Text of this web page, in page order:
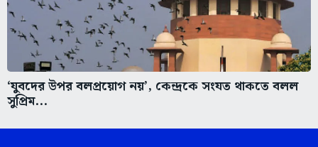
‘যুবদের উপর বলপ্রয়োগ নয়’, কেন্দ্রকে সংযত থাকতে বলল
সুপ্রিম...